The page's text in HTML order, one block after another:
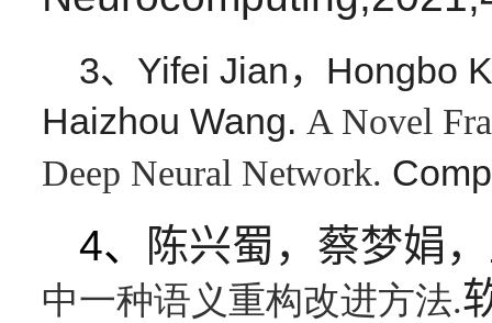
3、Yifei Jian，Hongbo
Haizhou Wang. A Novel
Deep Neural Network.
4、 陈兴蜀，蔡梦娟
中一种语义重构改进方法.